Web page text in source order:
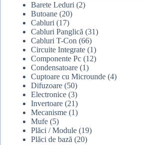
Barete Leduri (2)
Butoane (20)
Cabluri (17)
Cabluri Panglică (31)
Cabluri T-Con (66)
Circuite Integrate (1)
Componente Pc (12)
Condensatoare (1)
Cuptoare cu Microunde (4)
Difuzoare (50)
Electronice (3)
Invertoare (21)
Mecanisme (1)
Mufe (5)
Plăci / Module (19)
Plăci de bază (20)